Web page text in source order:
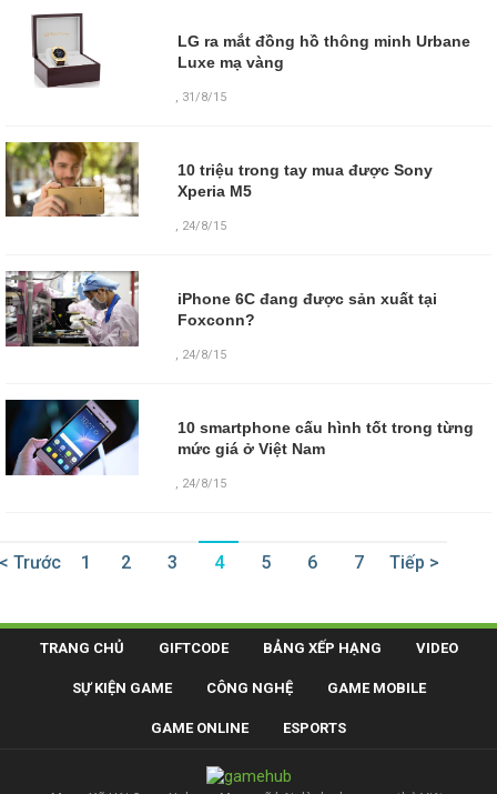
LG ra mắt đồng hồ thông minh Urbane
Luxe mạ vàng
, 31/8/15
10 triệu trong tay mua được Sony
Xperia M5
, 24/8/15
iPhone 6C đang được sản xuất tại
Foxconn?
, 24/8/15
10 smartphone cấu hình tốt trong từng
mức giá ở Việt Nam
, 24/8/15
< Trước 1 2 3 4 5 6 7 Tiếp >
TRANG CHỦ GIFTCODE BẢNG XẾP HẠNG VIDEO
SỰ KIỆN GAME CÔNG NGHỆ GAME MOBILE
GAME ONLINE ESPORTS